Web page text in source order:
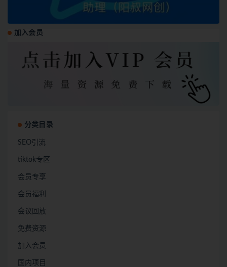
加入会员
分类目录
SEO引流
tiktok专区
会员专享
会员福利
会议回放
免费资源
加入会员
国内项目